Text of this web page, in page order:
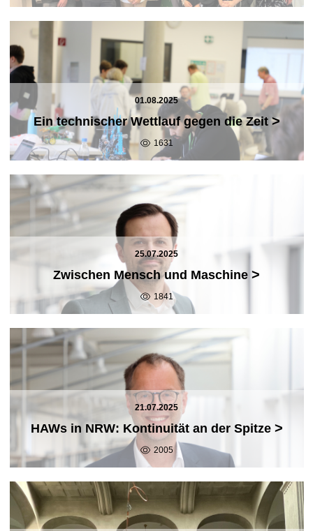
01.08.2025
Ein technischer Wettlauf gegen die Zeit>
1631
25.07.2025
Zwischen Mensch und Maschine >
1841
21.07.2025
HAWs in NRW: Kontinuität an der Spitze >
2005